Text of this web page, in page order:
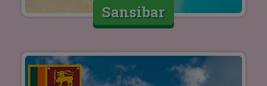
Sansibar